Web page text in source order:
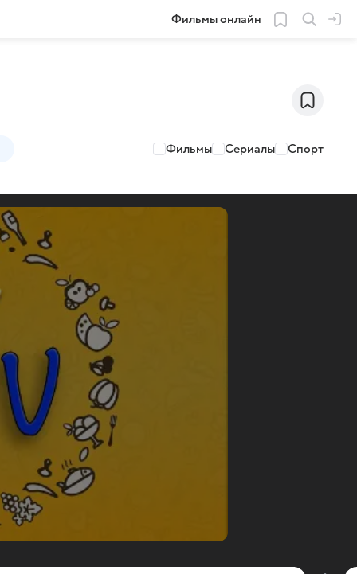
Фильмы онлайн
Фильмы Сериалы Спорт